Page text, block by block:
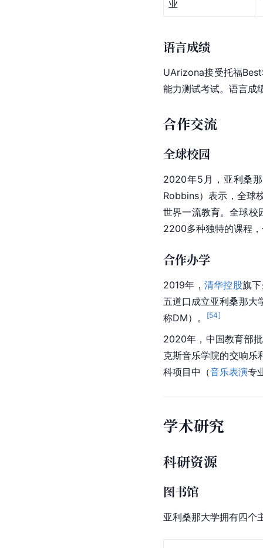
业
语言成绩
UArizona接受托福
能力测试考试。语言成
合作交流
全球校园
2020年5月，亚利桑
Robbins）表示，全球
世界一流教育。全球校
2200多种独特的课程
合作办学
2019年， 清华控股旗
五道口成立亚利桑那
称DM）。
[54]
2020年，中国教育部
克斯音乐学院的交响乐
科项目中（音乐表演专
学术研究
科研资源
图书馆
亚利桑那大学拥有四个